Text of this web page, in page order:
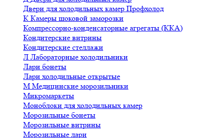
Двери для холодильных камер Профхолод
К Камеры шоковой заморозки
Компрессорно-конденсаторные агрегаты (ККА)
Кондитерские витрины
Кондитерские стеллажи
Л Лабораторные холодильники
Лари бонеты
Лари холодильные открытые
М Медицинские морозильники
Микромаркеты
Моноблоки для холодильных камер
Морозильные бонеты
Морозильные витрины
Морозильные лари